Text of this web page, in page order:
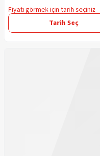
Fiyatı görmek için tarih seçiniz
Tarih Seç